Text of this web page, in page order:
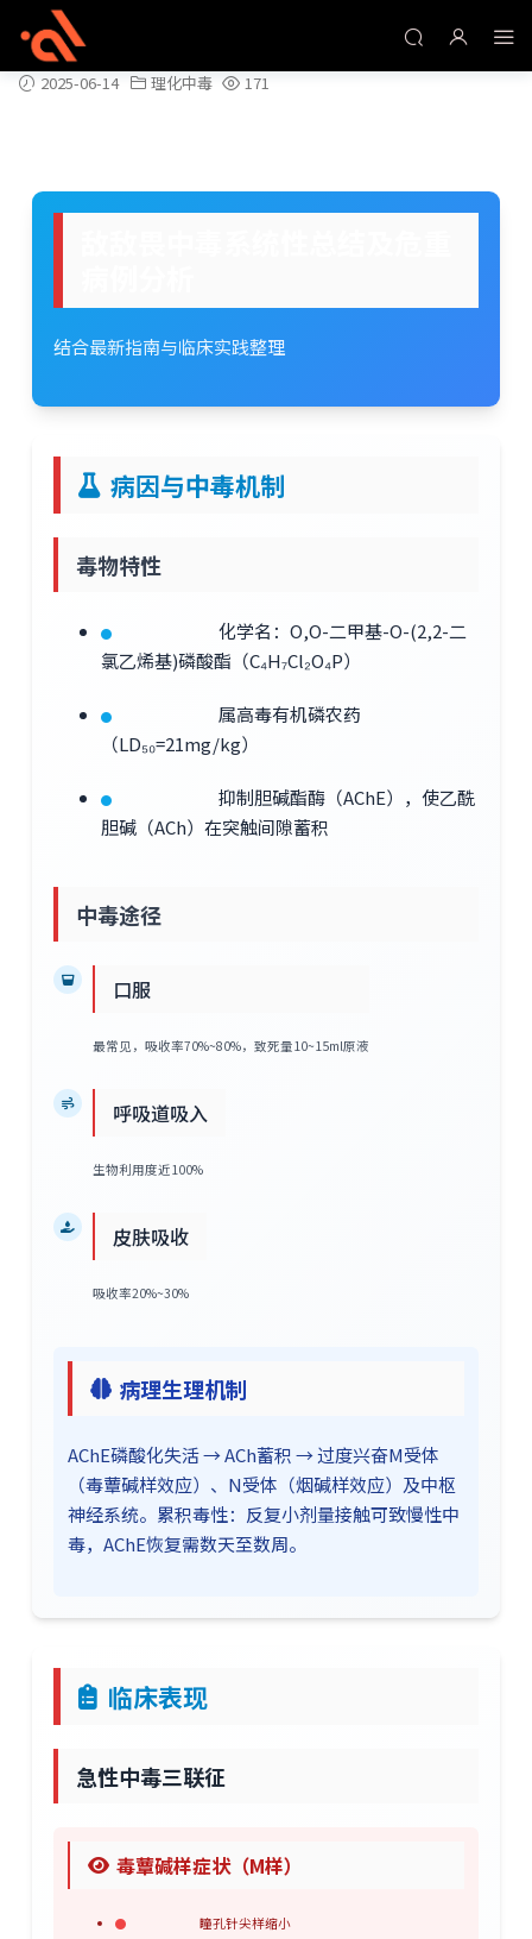
敌敌畏中毒系统性总结及危重病例分析
2025-06-14 理化中毒 171
结合最新指南与临床实践整理
病因与中毒机制
毒物特性
化学名：O,O-二甲基-O-(2,2-二
氯乙烯基)磷酸酯（C₄H₇Cl₂O₄P）
属高毒有机磷农药
（LD₅₀=21mg/kg）
抑制胆碱酯酶（AChE），使乙酰
胆碱（ACh）在突触间隙蓄积
中毒途径
口服
最常见，吸收率70%~80%，致死量10~15ml原液
呼吸道吸入
生物利用度近100%
皮肤吸收
吸收率20%~30%
病理生理机制
AChE磷酸化失活 → ACh蓄积 → 过度兴奋M受体
（毒蕈碱样效应）、N受体（烟碱样效应）及中枢
神经系统。累积毒性：反复小剂量接触可致慢性中
毒，AChE恢复需数天至数周。
临床表现
急性中毒三联征
毒蕈碱样症状（M样）
瞳孔针尖样缩小